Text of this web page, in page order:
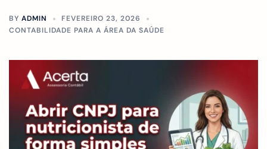
BY ADMIN
FEVEREIRO 23, 2026
CONTABILIDADE PARA A ÁREA DA SAÚDE